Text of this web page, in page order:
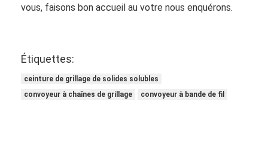
vous, faisons bon accueil au votre nous enquérons.
Étiquettes:
ceinture de grillage de solides solubles
convoyeur à chaînes de grillage
convoyeur à bande de fil